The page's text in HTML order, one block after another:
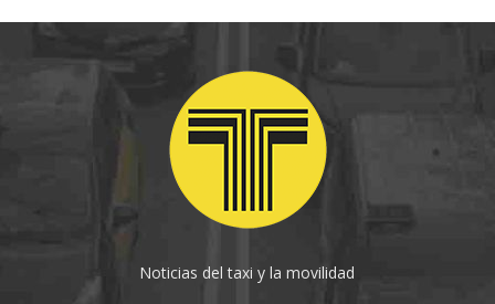
Noticias del taxi y la movilidad